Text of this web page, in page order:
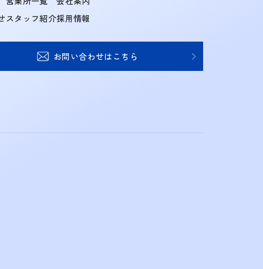
スタッフ紹介採用情報
お問い合わせはこちら